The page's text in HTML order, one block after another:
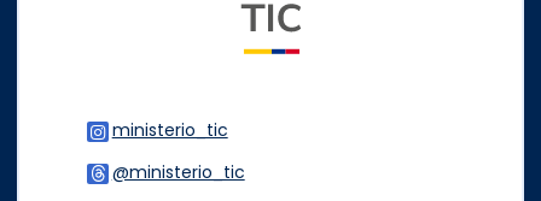
ministerio_tic
@ministerio_tic